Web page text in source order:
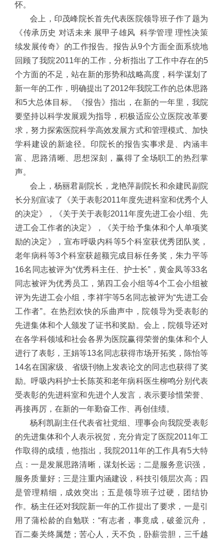
怀。
会上，印茂峰院长首先代表医院领导班子作了题为
《传承历史 对话未来 展甲子雄风 科学管理 理性决策
续发展传奇》的工作报告。报告从9个方面全面系统地
回顾了我院2011年的工作，分析指出了工作中存在的5
个方面的不足，站在新的形势和战略高度，科学谋划了
新一年的工作，明确提出了2012年我院工作的总体思路
和5大总体目标。《报告》指出，在新的一年里，我院
要坚持以科学发展观为指导，积极适应公立医院改革要
求，努力探索医院科学高效发展方式和管理模式、加快
学科建设的新途径。印院长的报告实事求是、内涵丰
富、思路清晰、思想深刻，赢得了全场职工的热烈掌
声。
会上，杨丽君副院长，龙艳萍副院长和余建民副院
长分别宣读了《关于表彰2011年度先进科室和优秀个人
的决定》，《关于关于表彰2011年度先进工会小组、先
进工会工作者的决定》，《关于给予集体和个人单项奖
励的决定》，宣布呼吸内科等5个科室获优秀团队奖，
老年病科等3个科室获超额完成目标任务奖，朱力平等
16名同志被评为“优秀科主任、护士长”，黄金凤等33名
同志被评为优秀员工，第四工会小组等4个工会小组被
评为先进工会小组，李祥宇等5名同志被评为“先进工会
工作者”。在热烈欢快的乐曲声中，院领导为受表彰的
先进集体和个人颁发了证书和奖励。会上，院领导还对
在各学科领域和社会各界为医院赢得荣誉的集体和个人
进行了表彰，王娟等13名同志获得市场开拓奖，陈怡等
14名在国家级、省级刊物上发表论文的同志也获得了奖
励。呼吸内科护士长陈英和老年病科医生柳鸣分别代表
受表彰的先进科室和先进个人发言，表示要珍惜荣誉、
再接再厉，在新的一年勤奋工作、再创佳绩。
杨利凯副主任代表省社党组、理事会向我院受表彰
的先进集体和个人表示祝贺，充分肯定了医院2011年工
作取得的成绩，他指出，我院2011年的工作具有5大特
点：一是发展思路清晰，谋划长远；二是服务意识强，
服务质量好；三是注重内涵建设，科技引领层次高；四
是管理精细，成效突出；五是领导班子过硬，团结协
作。杨主任还对我院新一年的工作提出了要求，一是引
用了蒲松龄的自勉联：“有志者，事竟成，破釜沉舟，
百二秦关终属楚；苦心人，天不负，卧薪尝胆，三千越